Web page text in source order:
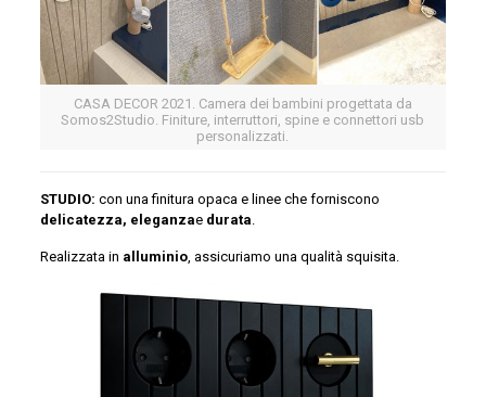
CASA DECOR 2021. Camera dei bambini progettata da
Somos2Studio. Finiture, interruttori, spine e connettori usb
personalizzati.
STUDIO: con una finitura opaca e linee che forniscono
delicatezza, eleganzae durata.
Realizzata in alluminio, assicuriamo una qualità squisita.